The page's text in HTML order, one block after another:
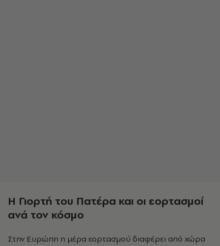
Η Γιορτή του Πατέρα και οι εορτασμοί
ανά τον κόσμο
Στην Ευρώπη η μέρα εορτασμού διαφέρει από χώρα